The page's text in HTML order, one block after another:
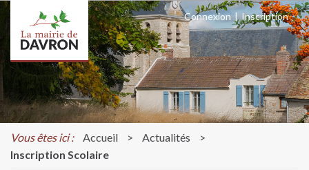
Connexion | Inscription
Vous êtes ici : Accueil > Actualités
>
Inscription Scolaire